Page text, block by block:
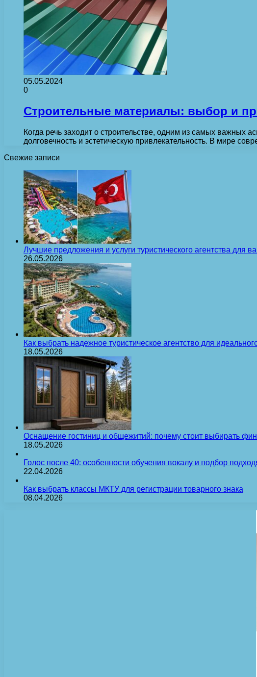
05.05.2024
0
Строительные материалы: выбор и
Когда речь заходит о строительстве, одним из самых важных
долговечность и эстетическую привлекательность. В мире
Свежие записи
Лучшие предложения и услуги туристического агентства для
26.05.2026
Как выбрать надежное туристическое агентство для
18.05.2026
Оснащение гостиниц и общежитий: почему стоит выбирать
18.05.2026
Голос после 40: особенности обучения вокалу и подбор
22.04.2026
Как выбрать классы МКТУ для регистрации товарного знака
08.04.2026